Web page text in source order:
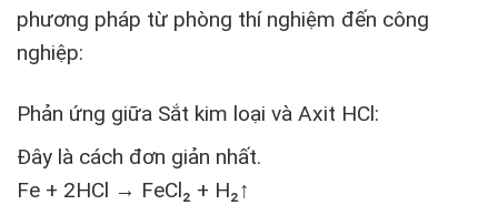
phương pháp từ phòng thí nghiệm đến công
nghiệp:
Phản ứng giữa Sắt kim loại và Axit HCl:
Đây là cách đơn giản nhất.
Fe + 2HCl → FeCl₂ + H₂↑